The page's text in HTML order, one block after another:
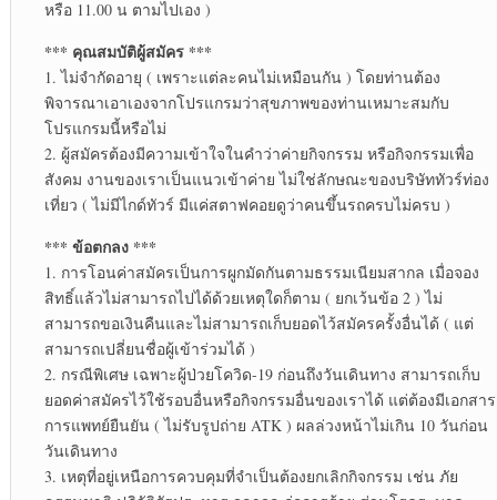
หรือ 11.00 น ตามไปเอง )
*** คุณสมบัติผู้สมัคร ***
1. ไม่จำกัดอายุ ( เพราะแต่ละคนไม่เหมือนกัน ) โดยท่านต้อง
พิจารณาเอาเองจากโปรแกรมว่าสุขภาพของท่านเหมาะสมกับ
โปรแกรมนี้หรือไม่
2. ผู้สมัครต้องมีความเข้าใจในคำว่าค่ายกิจกรรม หรือกิจกรรมเพื่อ
สังคม งานของเราเป็นแนวเข้าค่าย ไม่ใช่ลักษณะของบริษัททัวร์ท่อง
เที่ยว ( ไม่มีไกด์ทัวร์ มีแค่สตาฟคอยดูว่าคนขึ้นรถครบไม่ครบ )
*** ข้อตกลง ***
1. การโอนค่าสมัครเป็นการผูกมัดกันตามธรรมเนียมสากล เมื่อจอง
สิทธิ์แล้วไม่สามารถไปได้ด้วยเหตุใดก็ตาม ( ยกเว้นข้อ 2 ) ไม่
สามารถขอเงินคืนและไม่สามารถเก็บยอดไว้สมัครครั้งอื่นได้ ( แต่
สามารถเปลี่ยนชื่อผู้เข้าร่วมได้ )
2. กรณีพิเศษ เฉพาะผู้ป่วยโควิด-19 ก่อนถึงวันเดินทาง สามารถเก็บ
ยอดค่าสมัครไว้ใช้รอบอื่นหรือกิจกรรมอื่นของเราได้ แต่ต้องมีเอกสาร
การแพทย์ยืนยัน ( ไม่รับรูปถ่าย ATK ) ผลล่วงหน้าไม่เกิน 10 วันก่อน
วันเดินทาง
3. เหตุที่อยู่เหนือการควบคุมที่จำเป็นต้องยกเลิกกิจกรรม เช่น ภัย